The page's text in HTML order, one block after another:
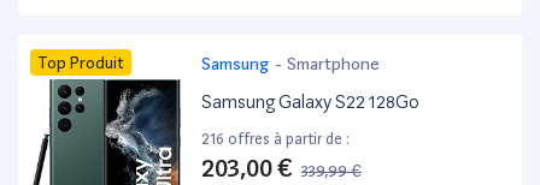
Top Produit Samsung - Smartphone
Samsung Galaxy S22 128Go
216 offres à partir de :
203,00 € 339,99 €